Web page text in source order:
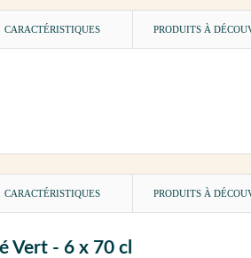
CARACTÉRISTIQUES PRODUITS À
CARACTÉRISTIQUES PRODUITS À
Vert - 6 x 70 cl